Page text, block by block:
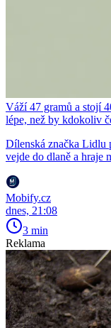
Váží 47 gramů a stojí
lépe, než by kdokoliv
Dílenská značka Lidlu
vejde do dlaně a hraje
Mobify.cz
dnes, 21:08
3 min
Reklama